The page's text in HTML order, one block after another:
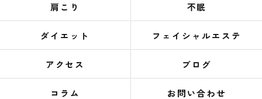
肩こり 不眠
ダイエット フェイシャルエステ
アクセス ブログ
コラム お問い合わせ